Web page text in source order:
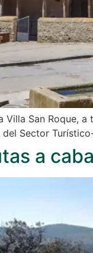
Villa San Roque,
Sector
a